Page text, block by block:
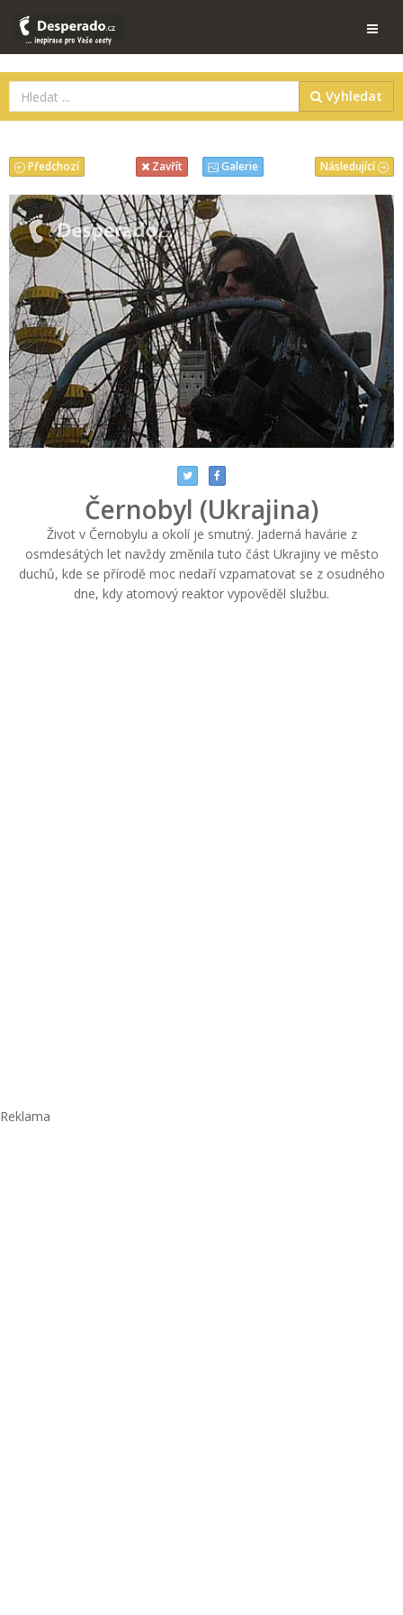
Vyhledat
Následující
Předchozí Zavřít Galerie
Černobyl (Ukrajina)
Život v Černobylu a okolí je smutný. Jaderná havárie z
osmdesátých let navždy změnila tuto část Ukrajiny ve město
duchů, kde se přírodě moc nedaří vzpamatovat se z osudného
dne, kdy atomový reaktor vypověděl službu.
Reklama